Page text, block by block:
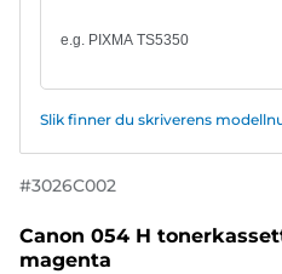
Slik finner du skriverens
#3026C002
Canon 054 H
magenta